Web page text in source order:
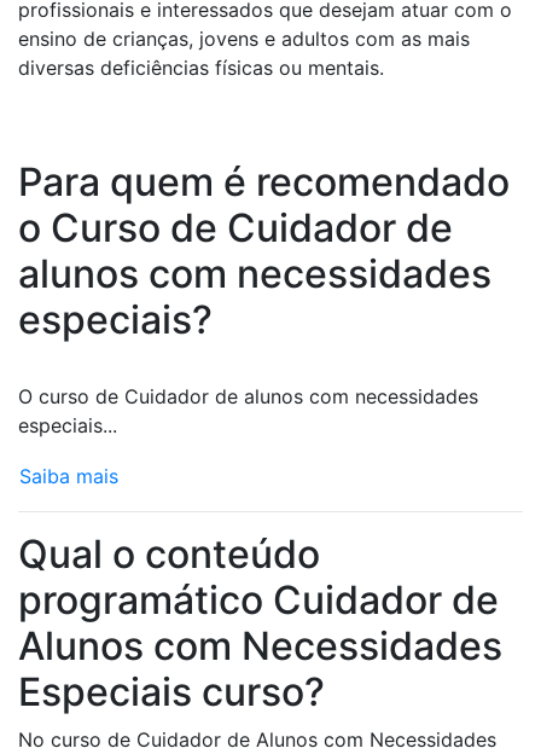
profissionais e interessados que desejam atuar com o
ensino de crianças, jovens e adultos com as mais
diversas deficiências físicas ou mentais.
Para quem é recomendado
o Curso de Cuidador de
alunos com necessidades
especiais?
O curso de Cuidador de alunos com necessidades
especiais...
Saiba mais
Qual o conteúdo
programático Cuidador de
Alunos com Necessidades
Especiais curso?
No curso de Cuidador de Alunos com Necessidades